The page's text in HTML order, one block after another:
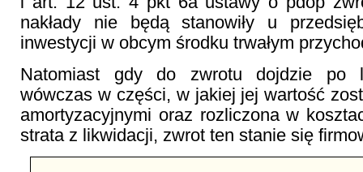
nakłady nie będą stanowiły u
inwestycji w obcym środku trwałym
Natomiast gdy do zwrotu dojdzie po
wówczas w części, w jakiej jej wartość
amortyzacyjnymi oraz rozliczona w
strata z likwidacji, zwrot ten stanie się